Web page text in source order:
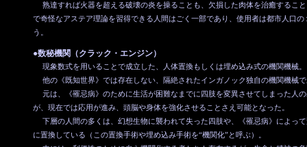
熟達すれば火器を超える破壊の炎を操ることも、欠損した肉体を治癒するこ
で奇怪なアステア理論を習得できる人間はごく一部であり、使用者は都市人口
う。
●数秘機関（クラック・エンジン）
現象数式を用いることで成立した、人体置換もしくは埋め込み式の機関機械。
他の《既知世界》では存在しない、隔絶されたインガノック独自の機関機械
元は、《罹忌病》のために生活が困難なまでに四肢を変異させてしまった人
が、現在では応用が進み、頭脳や身体を強化させることさえ可能となった。
下層の人間の多くは、幻想生物に襲われて失った四肢や、《罹忌病》によっ
に置換している（この置換手術や埋め込み手術を“機関化”と呼ぶ）。